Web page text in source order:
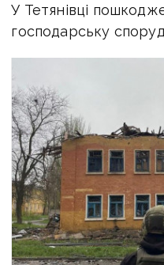
У Тетянівці
господарську